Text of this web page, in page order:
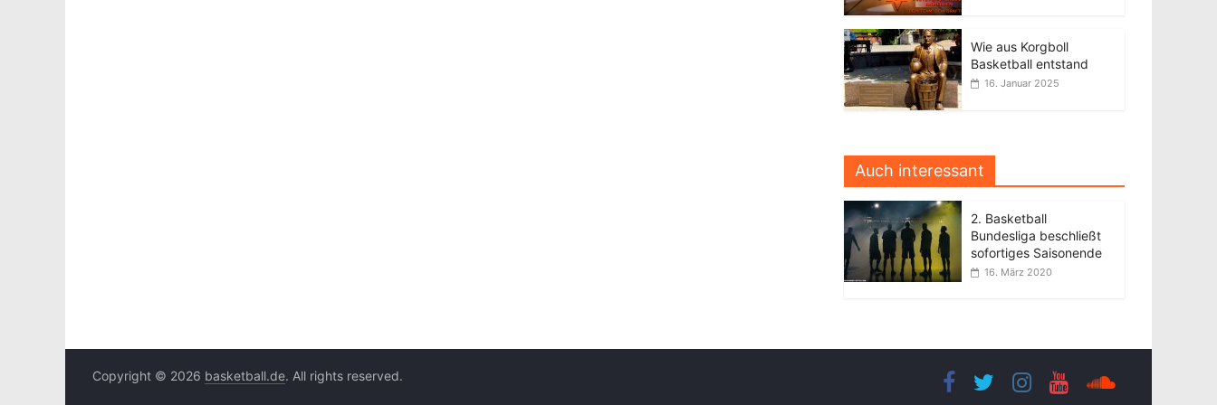
Wie aus Korgboll
Basketball entstand
16. Januar 2025
Auch interessant
2. Basketball
Bundesliga beschließt
sofortiges Saisonende
16. März 2020
Copyright © 2026 basketball.de. All rights reserved.